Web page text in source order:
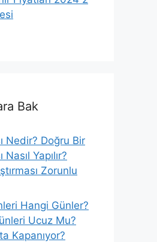
Bak
Nedir? Doğru Bir
Yapılır?
Zorunlu
Hangi Günler?
Ucuz Mu?
Kapanıyor?